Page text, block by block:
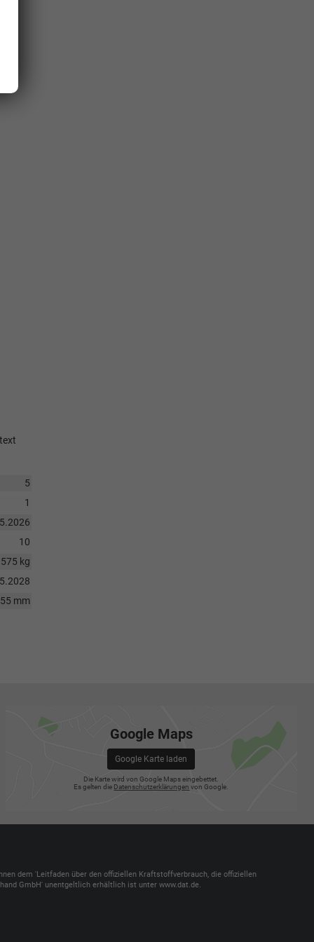
5
1
10
kg
mm
Google Maps
Google Karte laden
Die Karte wird von Google Maps eingebettet.
Es gelten die Datenschutzerklärungen von Google.
dem 'Leitfaden über den offiziellen Kraftstoffverbrauch, die offiziellen
GmbH' unentgeltlich erhältlich ist unter www.dat.de.